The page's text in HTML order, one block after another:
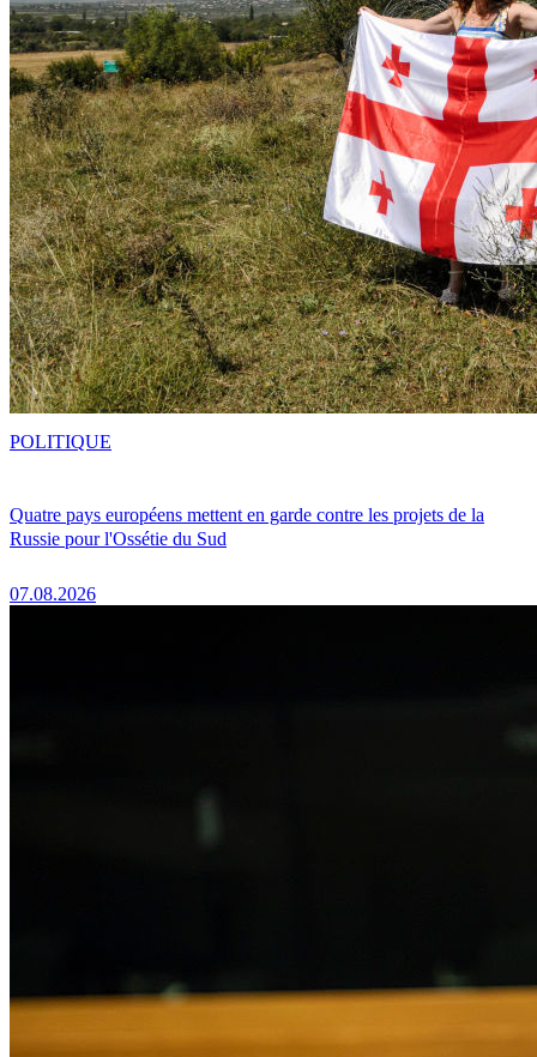
Quatre pays européens mettent en garde contre les projets de la
Russie pour l'Ossétie du Sud
07.08.2026
POLITIQUE